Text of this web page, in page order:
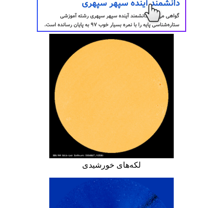
لکه‌های خورشیدی